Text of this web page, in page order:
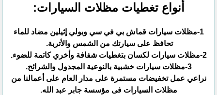
أنواع تغطيات مظلات السيارات:‏
‏1-مظلات سيارات قماش بي في سي وبولي إثيلين مضاد للماء
تحافظ على سيارتك من الشمس والأتربة. ‏
‏2-مظلات سيارات لكسان بتغطيات شفافة وأخري كاتمة للضوء.‏
‏3-مظلات سيارات خشبية بالنوعية المجدول والشرائح.‏
نراعي عمل تخفيضات مستمرة على مدار العام على أعمالنا من
مظلات السيارات فى مؤسسة جابر عبد الله.‏